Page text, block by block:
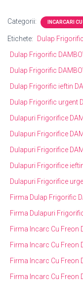
Categorii: INCARCARI
Etichete:
Dulap
Dulap Frigorific
Dulap Frigorific
Dulap Frigorific ieftin
Dulap Frigorific urgent
Dulapuri Frigorifice
Dulapuri Frigorifice
Dulapuri Frigorifice
Dulapuri Frigorifice
Dulapuri Frigorifice
Firma Dulap Frigorific
Firma Dulapuri
Firma Incarc Cu Freon
Firma Incarc Cu Freon
Firma Incarc Cu Freon
Firma Incarc Cu Freon